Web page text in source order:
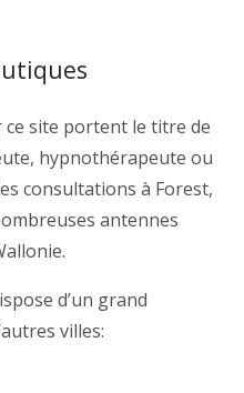
site portent le titre de
hypnothérapeute ou
consultations à Forest,
antennes
d’un grand
villes: